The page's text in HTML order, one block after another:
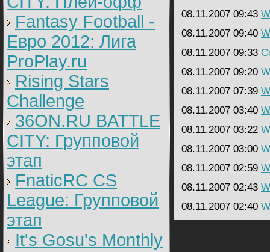
Fantasy Football -
Евро 2012: Лига
ProPlay.ru
Rising Stars
Challenge
36ON.RU BATTLE
CITY: Групповой
этап
FnaticRC CS
League: Групповой
этап
It's Gosu's Monthly
08.11.2007 09:43
08.11.2007 09:40
08.11.2007 09:33
08.11.2007 09:20
08.11.2007 07:39
08.11.2007 03:40
08.11.2007 03:22
08.11.2007 03:00
08.11.2007 02:59
08.11.2007 02:43
08.11.2007 02:40